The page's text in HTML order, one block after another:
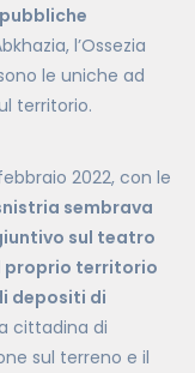
l’Ossezia
le uniche ad
territorio.
2022, con le
sembrava
sul teatro
proprio territorio
depositi di
cittadina di
sul terreno e il